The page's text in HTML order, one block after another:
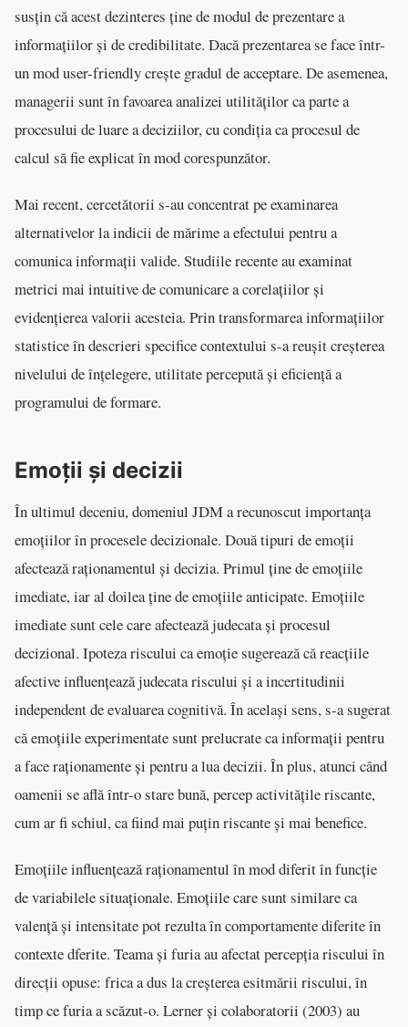
susțin că acest dezinteres ține de modul de prezentare a
informațiilor și de credibilitate. Dacă prezentarea se face într-
un mod user-friendly crește gradul de acceptare. De asemenea,
managerii sunt în favoarea analizei utilităților ca parte a
procesului de luare a deciziilor, cu condiția ca procesul de
calcul să fie explicat în mod corespunzător.
Mai recent, cercetătorii s-au concentrat pe examinarea
alternativelor la indicii de mărime a efectului pentru a
comunica informații valide. Studiile recente au examinat
metrici mai intuitive de comunicare a corelațiilor și
evidențierea valorii acesteia. Prin transformarea informațiilor
statistice în descrieri specifice contextului s-a reușit creșterea
nivelului de înțelegere, utilitate percepută și eficiență a
programului de formare.
Emoții și decizii
În ultimul deceniu, domeniul JDM a recunoscut importanța
emoțiilor în procesele decizionale. Două tipuri de emoții
afectează raționamentul și decizia. Primul ține de emoțiile
imediate, iar al doilea ține de emoțiile anticipate. Emoțiile
imediate sunt cele care afectează judecata și procesul
decizional. Ipoteza riscului ca emoție sugerează că reacțiile
afective influențează judecata riscului și a incertitudinii
independent de evaluarea cognitivă. În același sens, s-a sugerat
că emoțiile experimentate sunt prelucrate ca informații pentru
a face raționamente și pentru a lua decizii. În plus, atunci când
oamenii se află într-o stare bună, percep activitățile riscante,
cum ar fi schiul, ca fiind mai puțin riscante și mai benefice.
Emoțiile influențează raționamentul în mod diferit în funcție
de variabilele situaționale. Emoțiile care sunt similare ca
valență și intensitate pot rezulta în comportamente diferite în
contexte dferite. Teama și furia au afectat percepția riscului în
direcții opuse: frica a dus la creșterea esitmării riscului, în
timp ce furia a scăzut-o. Lerner și colaboratorii (2003) au